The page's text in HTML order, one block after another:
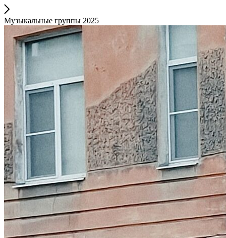
Музыкальные группы 2025